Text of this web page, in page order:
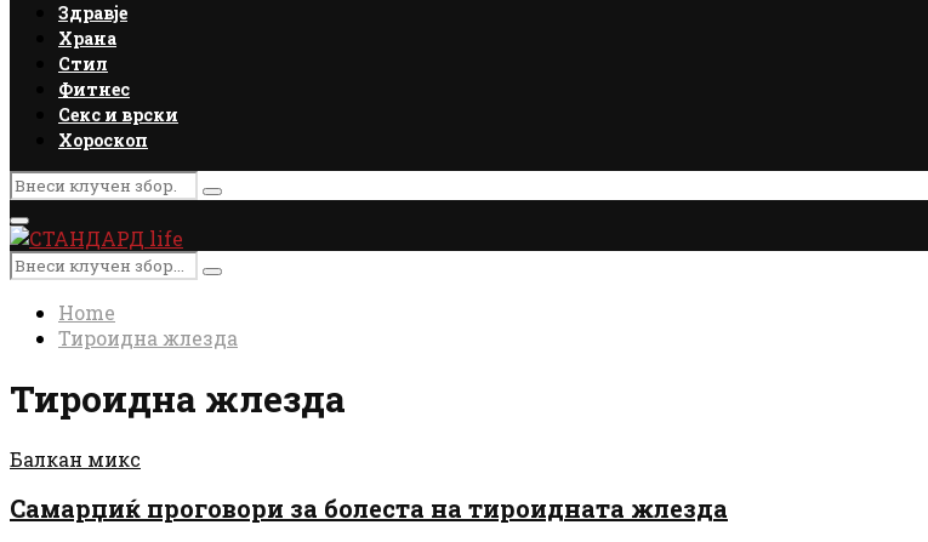
Здравје
Храна
Стил
Фитнес
Секс и врски
Хороскоп
Search
for:
Search
Primary
Menu
Search
for:
Search
Home
Тироидна жлезда
Тироидна жлезда
Балкан микс
Самарџиќ проговори за болеста на тироидната жлезда